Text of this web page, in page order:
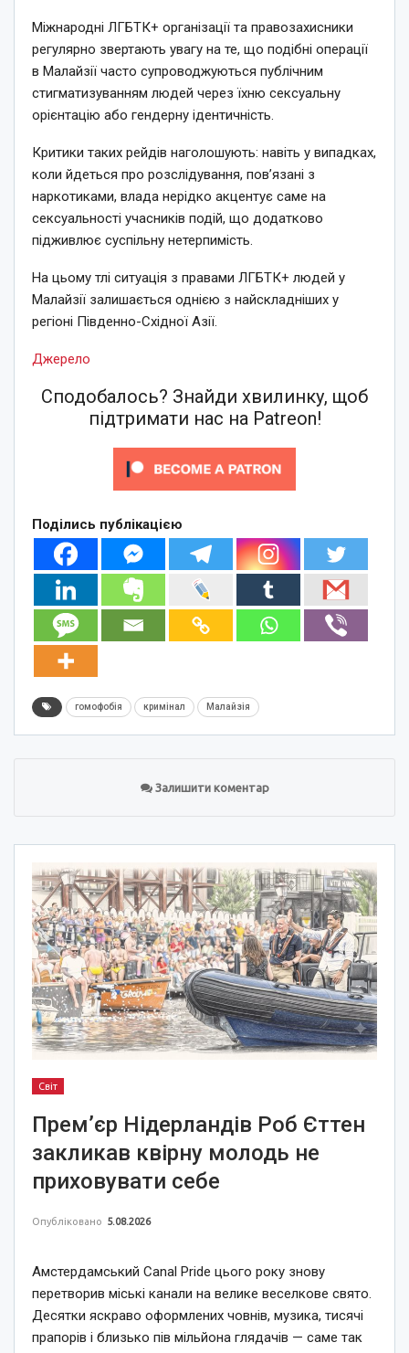
Міжнародні ЛГБТК+ організації та правозахисники
регулярно звертають увагу на те, що подібні операції
в Малайзії часто супроводжуються публічним
стигматизуванням людей через їхню сексуальну
орієнтацію або гендерну ідентичність.
Критики таких рейдів наголошують: навіть у випадках,
коли йдеться про розслідування, пов’язані з
наркотиками, влада нерідко акцентує саме на
сексуальності учасників подій, що додатково
підживлює суспільну нетерпимість.
На цьому тлі ситуація з правами ЛГБТК+ людей у
Малайзії залишається однією з найскладніших у
регіоні Південно-Східної Азії.
Джерело
Сподобалось? Знайди хвилинку, щоб
підтримати нас на Patreon!
Поділись публікацією
гомофобія кримінал Малайзія
Залишити коментар
Світ
Прем’єр Нідерландів Роб Єттен
закликав квірну молодь не
приховувати себе
Опубліковано 5.08.2026
Амстердамський Canal Pride цього року знову
перетворив міські канали на велике веселкове свято.
Десятки яскраво оформлених човнів, музика, тисячі
прапорів і близько пів мільйона глядачів — саме так